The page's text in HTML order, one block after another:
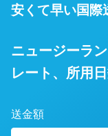
安くて早い国際
ニュージーラ
レート、所用
送金額